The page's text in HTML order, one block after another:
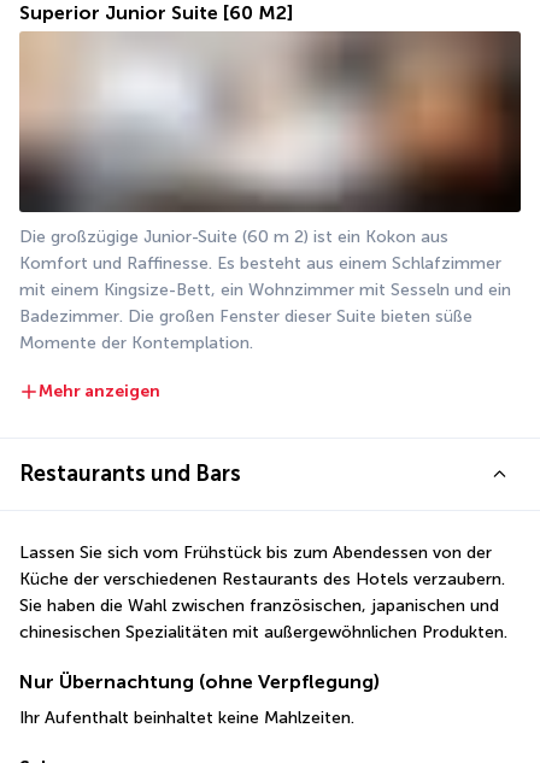
Superior Junior Suite [60 M2]
Die großzügige Junior-Suite (60 m 2) ist ein Kokon aus
Komfort und Raffinesse. Es besteht aus einem Schlafzimmer
mit einem Kingsize-Bett, ein Wohnzimmer mit Sesseln und ein
Badezimmer. Die großen Fenster dieser Suite bieten süße
Momente der Kontemplation.
Mehr anzeigen
Restaurants und Bars
Lassen Sie sich vom Frühstück bis zum Abendessen von der
Küche der verschiedenen Restaurants des Hotels verzaubern.
Sie haben die Wahl zwischen französischen, japanischen und
chinesischen Spezialitäten mit außergewöhnlichen Produkten.
Nur Übernachtung (ohne Verpflegung)
Ihr Aufenthalt beinhaltet keine Mahlzeiten.